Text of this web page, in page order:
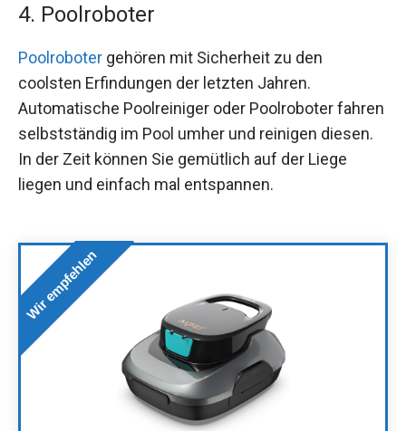
4. Poolroboter
Poolroboter gehören mit Sicherheit zu den
coolsten Erfindungen der letzten Jahren.
Automatische Poolreiniger oder Poolroboter fahren
selbstständig im Pool umher und reinigen diesen.
In der Zeit können Sie gemütlich auf der Liege
liegen und einfach mal entspannen.
Wir empfehlen